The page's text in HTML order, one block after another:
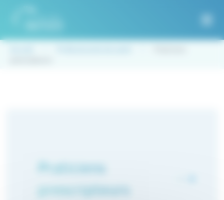
Praticiens
prescripteurs